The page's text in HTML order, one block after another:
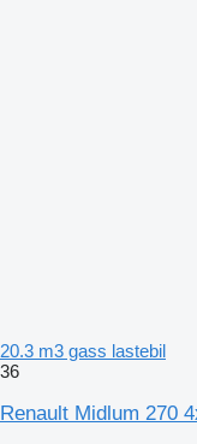
20.3 m3 gass lastebil
36
Renault Midlum 270